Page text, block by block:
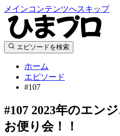
メインコンテンツへスキップ
エピソードを検索
ホーム
エピソード
#107
#107 2023年のエン
お便り会！！